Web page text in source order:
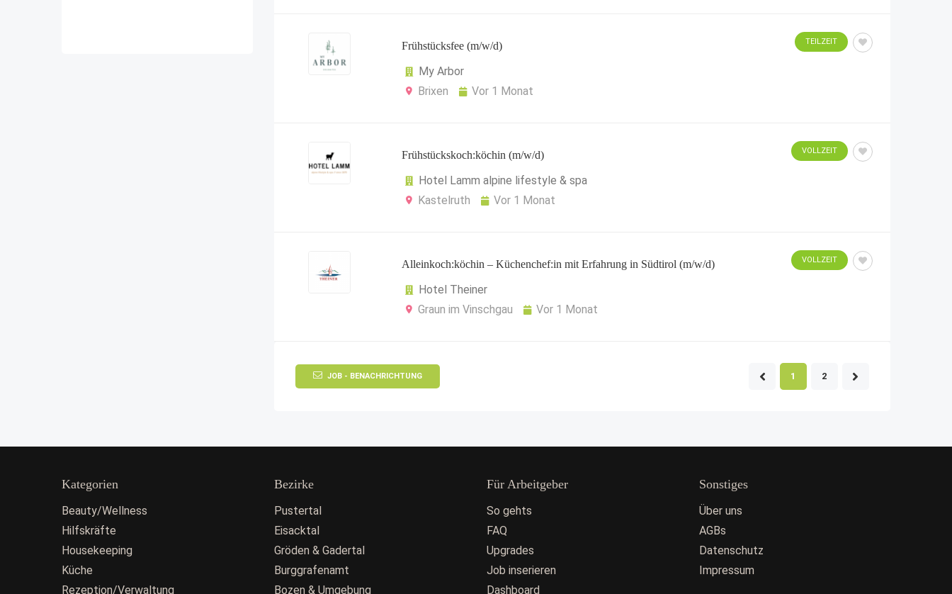
Frühstücksfee (m/w/d)
My Arbor
Brixen
Vor 1 Monat
TEILZEIT
Frühstückskoch:köchin (m/w/d)
Hotel Lamm alpine lifestyle & spa
Kastelruth
Vor 1 Monat
VOLLZEIT
Alleinkoch:köchin – Küchenchef:in mit Erfahrung in Südtirol (m/w/d)
Hotel Theiner
Graun im Vinschgau
Vor 1 Monat
VOLLZEIT
JOB - BENACHRICHTUNG 1 2
Kategorien
Beauty/Wellness
Hilfskräfte
Housekeeping
Küche
Rezeption/Verwaltung
Bezirke
Pustertal
Eisacktal
Gröden & Gadertal
Burggrafenamt
Bozen & Umgebung
Für Arbeitgeber
So gehts
FAQ
Upgrades
Job inserieren
Dashboard
Sonstiges
Über uns
AGBs
Datenschutz
Impressum